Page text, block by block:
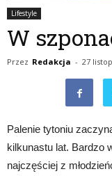
Lifestyle
W
Przez Redakcja - 27
Palenie tytoniu
kilkunastu lat. Bardzo
najczęściej z